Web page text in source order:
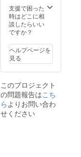
ティー
ツリー
の香り
でリ
スしや
すく、
高い保
湿力
眠って
いる間
にしっ
ケアで
きて、
朝まで
しっと
りまと
まりま
た！」
「バラ
の香り
がきつ
すぎず
上品
で、髪
**「癒
し」と
「やさ
しさ」
り入れ
せん
か？
たん！
1. シャ
ンプー
を手に
髪と頭
皮を
マッ
サージ
うに洗
いま
す。 2.
洗い流
したあ
なたの
バス
ルーム
に「シ
の香
り」を
迎えて
くださ
り、泡
立てな
がら頭
皮を中
さしく
洗いま
す。 →
カラー
リケー
トな頭
皮も、
やさし
く洗い
支援で困った
時はどこに相
談したらいい
ですか？
ヘルプページを
見る
このプロジェクト
の問題報告はこち
らよりお問い合わ
せください